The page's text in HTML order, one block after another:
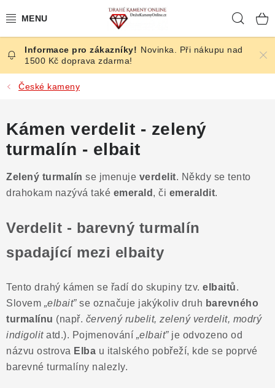
na
ČESKÉ KAMENY
ŠPERKY
BROUŠENÉ
SLEVY
NALEZIŠTĚ
NÁŠ PŘÍBĚH
VIDEOGALERIE
Novinka. Při nákupu nad
1500 Kč doprava zdarma!
České kameny
Kámen verdelit - zelený
turmalín - elbait
Zelený turmalín se jmenuje verdelit. Někdy se tento
drahokam nazývá také emerald , či emeraldit.
Verdelit - barevný turmalín
spadající mezi elbaity
Tento drahý kámen se řadí do skupiny tzv. elbaitů.
Slovem „elbait”se označuje jakýkoliv druh barevného
turmalínu (např. červený rubelit, zelený verdelit, modrý
indigolitatd.). Pojmenování „elbait”je odvozeno od
názvu ostrova Elba u italského pobřeží, kde se poprvé
barevné turmalíny nalezly.